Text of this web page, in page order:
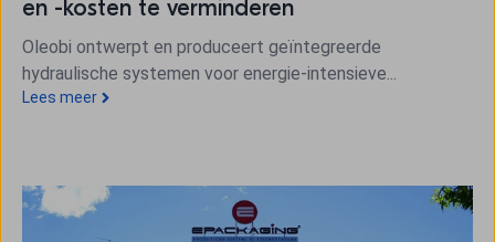
en -kosten te verminderen
Oleobi ontwerpt en produceert geïntegreerde
hydraulische systemen voor energie-intensieve...
Lees meer